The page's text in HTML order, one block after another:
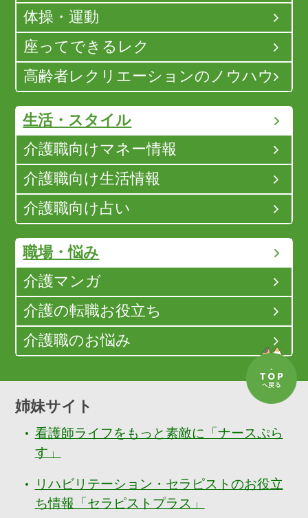
体操・運動
座ってできるレク
高齢者レクリエーションのノウハウ
生活・スタイル
介護職向けマネー情報
介護職向け生活情報
介護職向け占い
職場・悩み
介護マンガ
介護の転職お役立ち
介護職のお悩み
姉妹サイト
看護師ライフをもっと素敵に「ナースぷら
す」
リハビリテーション・セラピストのお役立
ち情報「セラピストプラス」